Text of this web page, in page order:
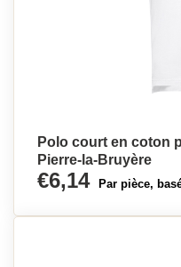
Polo court en coton
Pierre-la-Bruyère
€6,14 Par pièce,